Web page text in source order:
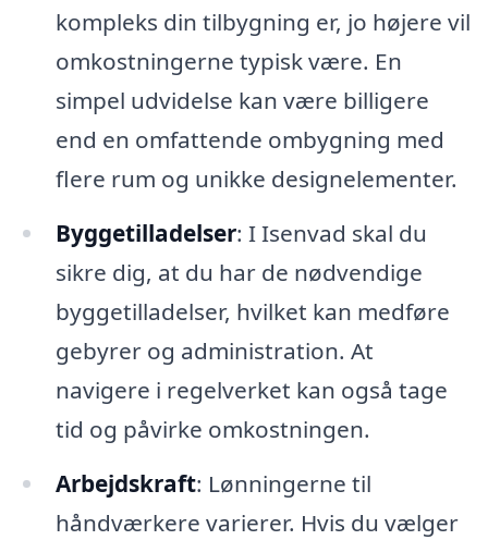
kompleks din tilbygning er, jo højere vil
omkostningerne typisk være. En
simpel udvidelse kan være billigere
end en omfattende ombygning med
flere rum og unikke designelementer.
Byggetilladelser: I Isenvad skal du
sikre dig, at du har de nødvendige
byggetilladelser, hvilket kan medføre
gebyrer og administration. At
navigere i regelverket kan også tage
tid og påvirke omkostningen.
Arbejdskraft: Lønningerne til
håndværkere varierer. Hvis du vælger